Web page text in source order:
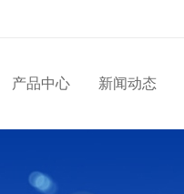
产品中心 新闻动态